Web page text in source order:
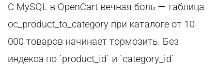
С MySQL в OpenCart вечная боль — таблица
oc_product_to_category при каталоге от 10
000 товаров начинает тормозить. Без
индекса по `product_id` и `category_id`